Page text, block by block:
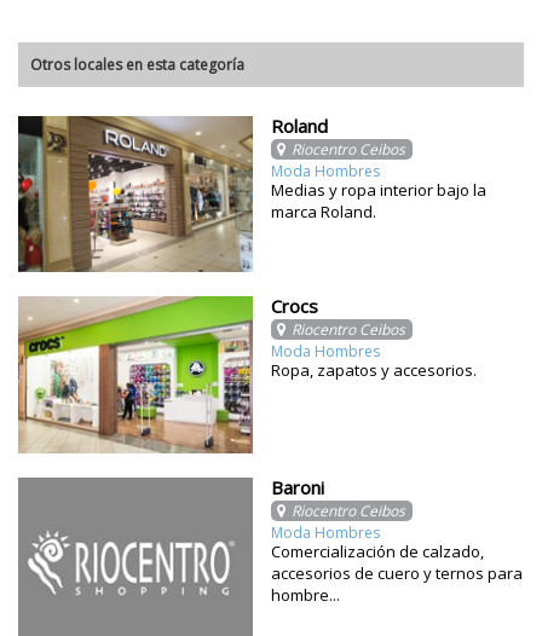
Otros locales en esta categoría
Roland
Riocentro Ceibos
Moda Hombres
Medias y ropa interior bajo la
marca Roland.
Crocs
Riocentro Ceibos
Moda Hombres
Ropa, zapatos y accesorios.
Baroni
Riocentro Ceibos
Moda Hombres
Comercialización de calzado,
accesorios de cuero y ternos para
hombre...